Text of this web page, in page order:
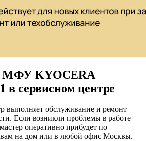
МФУ KYOCERA
в сервисном центре
выполняет обслуживание и ремонт
Если возникли проблемы в работе
оперативно прибудет по
вам на дом или в любой офис Москвы.